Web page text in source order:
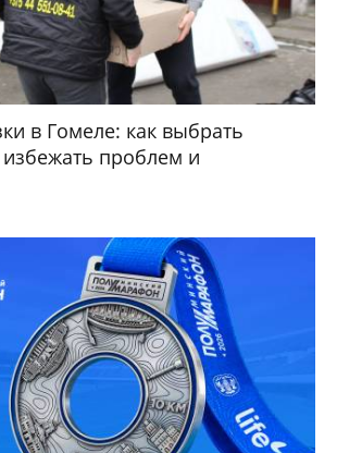
в Гомеле: как выбрать
избежать проблем и